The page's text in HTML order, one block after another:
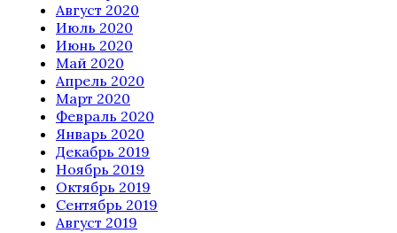
Август 2020
Июль 2020
Июнь 2020
Май 2020
Апрель 2020
Март 2020
Февраль 2020
Январь 2020
Декабрь 2019
Ноябрь 2019
Октябрь 2019
Сентябрь 2019
Август 2019